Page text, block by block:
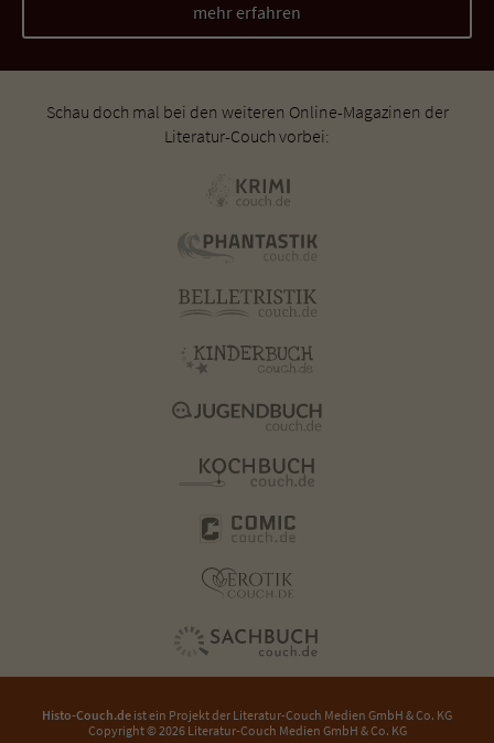
mehr erfahren
Schau doch mal bei den weiteren Online-Magazinen der
Literatur-Couch vorbei:
Histo-Couch.de ist ein Projekt der Literatur-Couch Medien GmbH & Co. KG
Copyright © 2026 Literatur-Couch Medien GmbH & Co. KG